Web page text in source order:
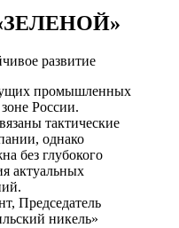
развитие
промышленных
России.
тактические
однако
без глубокого
актуальных
Председатель
никель»